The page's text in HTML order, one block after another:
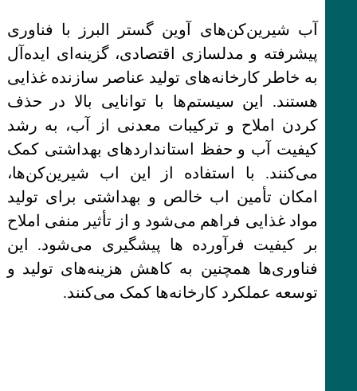
آب شیرین‌کن‌های آوین گستر البرز با فناوری
پیشرفته و مدلسازی اقتصادی، گزینه‌ای ایده‌آل
به خاطر کارخانه‌های تولید عناصر سازنده غذایی
هستند. این سیستم‌ها با توانایی بالا در حذف
کردن املاح و ترکیبات معدنی از آب، به رشد
کیفیت آب و حفظ استانداردهای بهداشتی کمک
می‌کنند. با استفاده از این اب شیرین‌کن‌ها،
امکان تأمین اب خالص و بهداشتی برای تولید
مواد غذایی فراهم می‌شود و از تأثیر منفی املاح
بر کیفیت فرآورده ها پیشگیری می‌شود. این
فناوری‌ها همچنین به کاهش هزینه‌های تولید و
توسعه عملکرد کارخانه‌ها کمک می‌کنند.